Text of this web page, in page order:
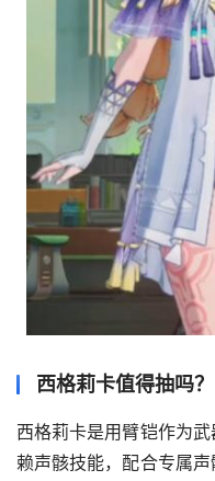
西格莉卡值得抽吗？
西格莉卡是用臂铠作为武
赖声骸技能，配合专属